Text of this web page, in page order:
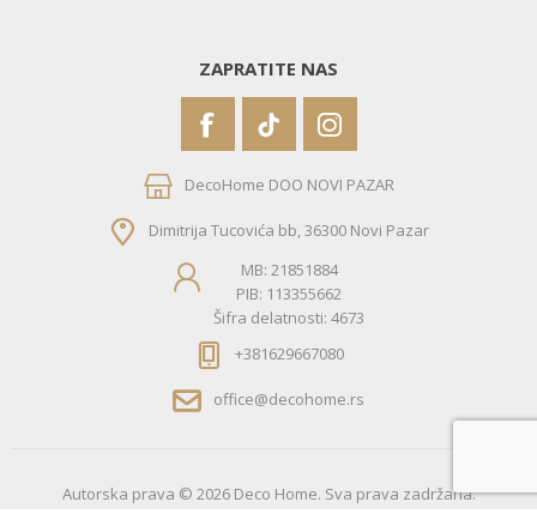
ZAPRATITE NAS
DecoHome DOO NOVI PAZAR
Dimitrija Tucovića bb, 36300 Novi Pazar
MB: 21851884
PIB: 113355662
Šifra delatnosti: 4673
+381629667080
office@decohome.rs
Autorska prava © 2026 Deco Home. Sva prava zadržana.